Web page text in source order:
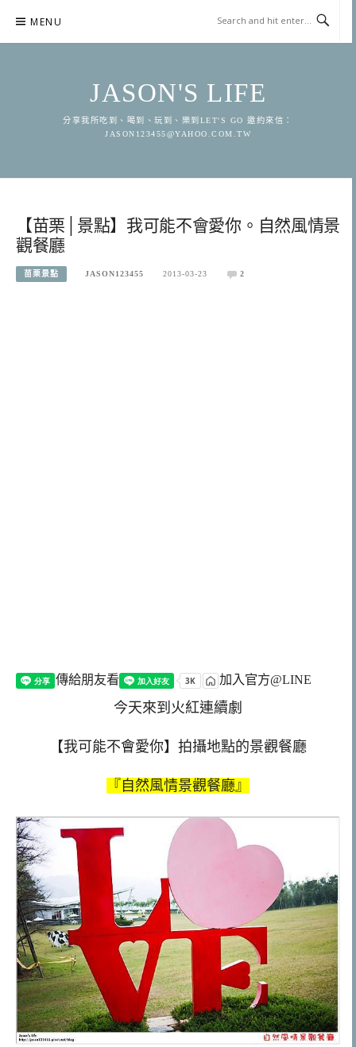
content
MENU
JASON'S LIFE
分享我所吃到、喝到、玩到、樂到LET'S GO 邀約來信：
JASON123455@YAHOO.COM.TW
【苗栗│景點】我可能不會愛你。自然風情景
觀餐廳
苗栗景點 JASON123455 2013-03-23 2
傳給朋友看 加入官方@LINE
今天來到火紅連續劇
【我可能不會愛你】拍攝地點的景觀餐廳
『自然風情景觀餐廳』